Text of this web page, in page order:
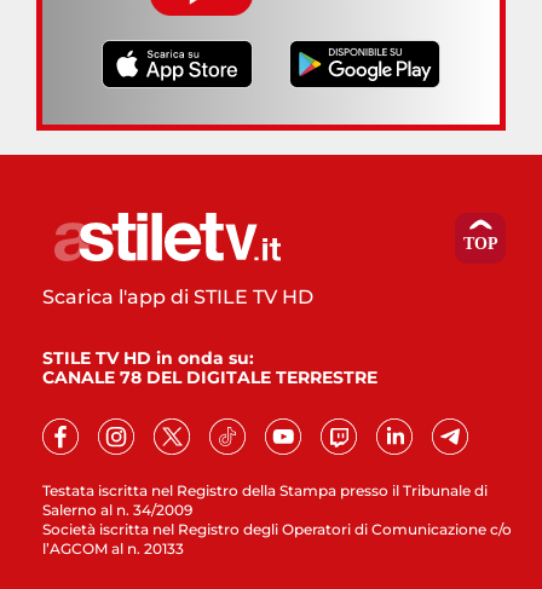
Testata iscritta nel Registro della Stampa presso il Tribunale di
Salerno al n. 34/2009
Società iscritta nel Registro degli Operatori di Comunicazione c/o
l’AGCOM al n. 20133
Scarica l'app di STILE TV HD
STILE TV HD in onda su:
CANALE 78 DEL DIGITALE TERRESTRE